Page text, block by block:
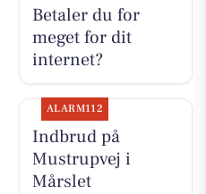
Betaler du for
meget for dit
internet?
ALARM112
Indbrud på
Mustrupvej i
Mårslet